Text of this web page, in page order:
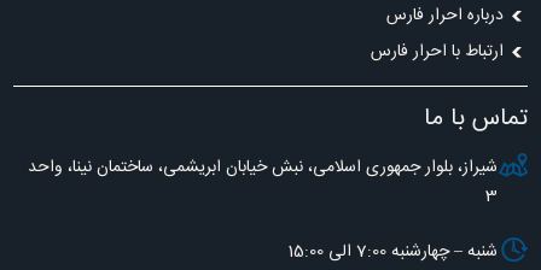
درباره احرار فارس
ارتباط با احرار فارس
تماس با ما
شیراز، بلوار جمهوری اسلامی، نبش خیابان ابریشمی، ساختمان نینا، واحد
3
شنبه – چهارشنبه 7:00 الی 15:00